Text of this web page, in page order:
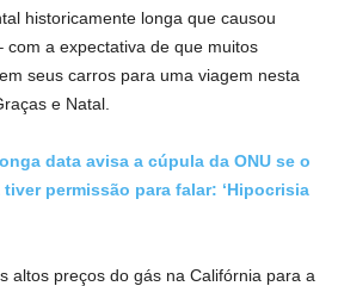
historicamente longa que causou
a expectativa de que muitos
seus carros para uma viagem nesta
e Natal.
data avisa a cúpula da ONU se o
permissão para falar: ‘Hipocrisia
altos preços do gás na Califórnia para a